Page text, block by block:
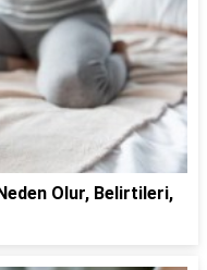
Olur, Belirtileri,